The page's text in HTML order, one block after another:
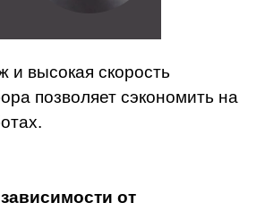
и высокая скорость
позволяет сэкономить на
от